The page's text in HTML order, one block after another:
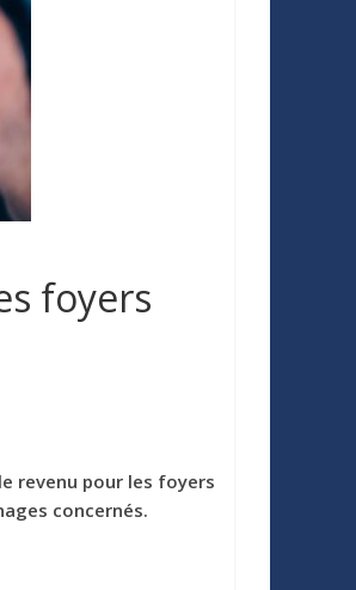
foyers
revenu pour les foyers
concernés.